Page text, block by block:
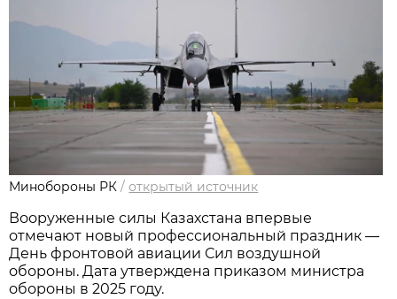
Минобороны РК /открытый источник
Вооруженные силы Казахстана впервые
отмечают новый профессиональный праздник —
День фронтовой авиации Сил воздушной
обороны. Дата утверждена приказом министра
обороны в 2025 году.